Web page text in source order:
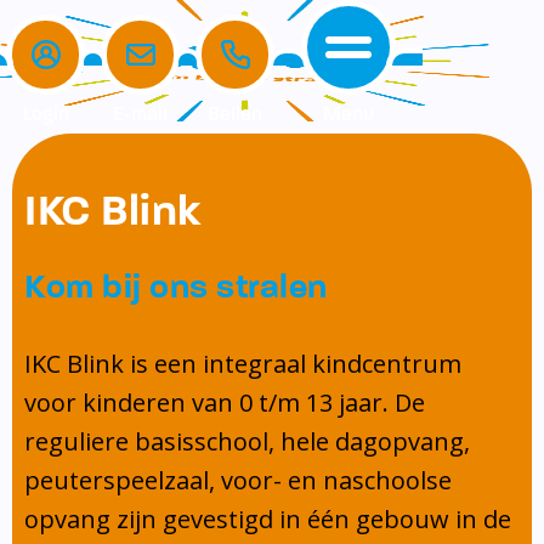
home
de school
missie en kernwaarden
schoolgids
beleid
schooltijden
kalender
de opvang
de opvang
openingstijden
voor ouders
voor ouders
aanmelden nieuwe leerling
ouderbetrokkenheid
ouderbijdrage
medezeggenschapsraad (MR)
klachtenregeling
Contact
Login Bellen
IKC Blink
Kom bij ons stralen
IKC Blink is een integraal kindcentrum
voor kinderen van 0 t/m 13 jaar. De
reguliere basisschool, hele dagopvang,
peuterspeelzaal, voor- en naschoolse
opvang zijn gevestigd in één gebouw in de